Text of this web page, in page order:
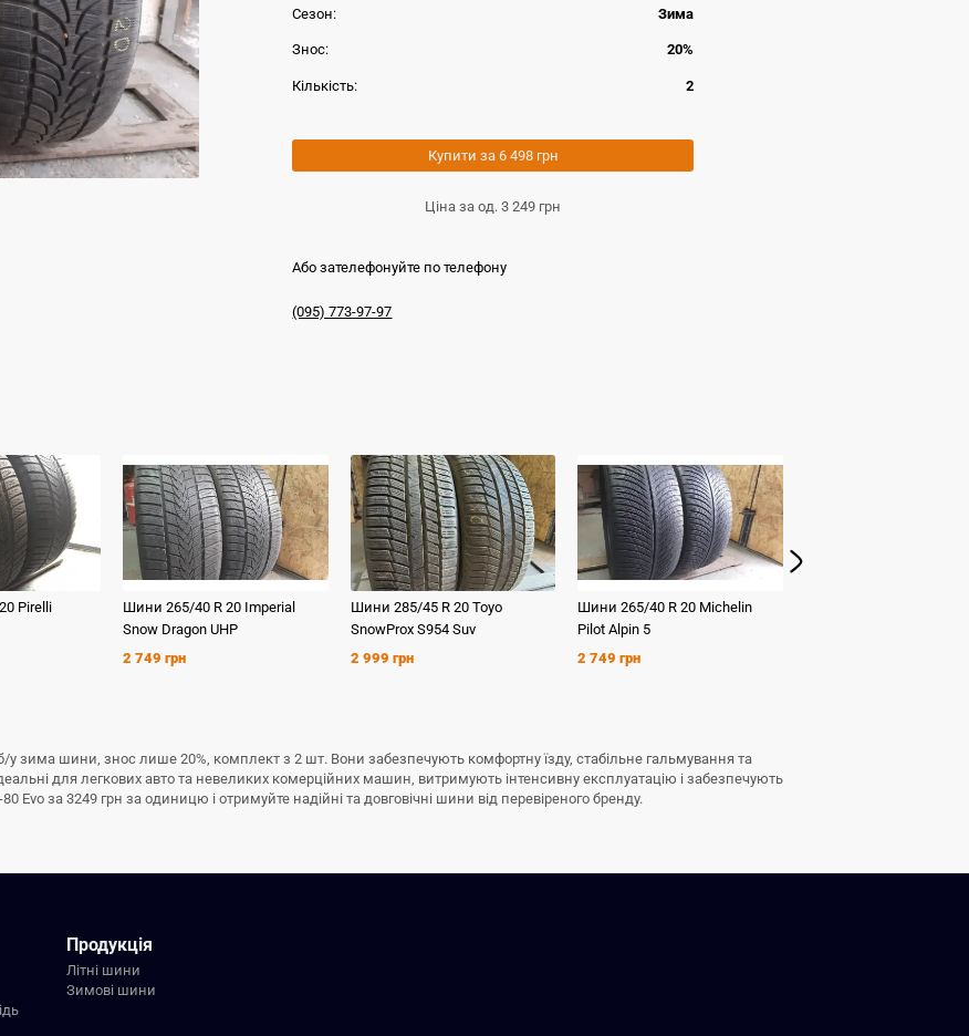
Сезон: Зима
Знос: 20%
Кількість: 2
Купити за 6 498 грн
Ціна за од.3 249 грн
Або зателефонуйте по телефону
(095) 773-97-97
Pirelli
Шини265/40 R 20 Imperial
Snow Dragon UHP
2 749 грн
Шини 285/45 R 20 Toyo
SnowProx S954 Suv
2 999 грн
Шини265/40 R 20 Michelin
Pilot Alpin 5
2 749 грн
у зима шини, знос лише 20%, комплект з 2 шт. Вони забезпечують комфортну їзду, стабільне гальмування та
для легкових авто та невеликих комерційних машин, витримують інтенсивну експлуатацію і забезпечують
Evo за 3249 грн за одиницю і отримуйте надійні та довговічні шини від перевіреного бренду.
Продукція
Літні шини
Зимові шини